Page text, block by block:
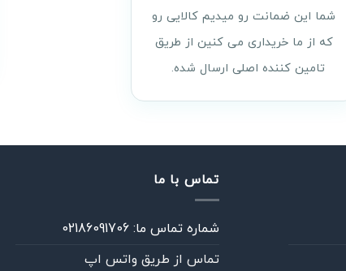
شما این ضمانت رو میدیم کالایی رو
که از ما خریداری می کنین از طریق
تامین کننده اصلی ارسال شده.
تماس با ما
شماره تماس ما: 02186091706
تماس از طريق واتس اپ